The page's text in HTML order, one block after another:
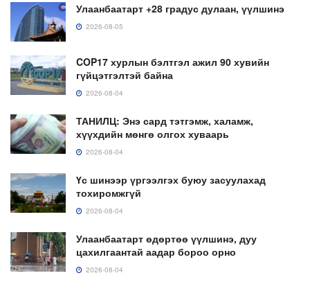
Улаанбаатарт +28 градус дулаан, үүлшинэ
2026-08-05
COP17 хурлын бэлтгэл ажил 90 хувийн
гүйцэтгэлтэй байна
2026-08-04
ТАНИЛЦ: Энэ сард тэтгэмж, халамж,
хүүхдийн мөнгө олгох хуваарь
2026-08-04
Үс шинээр үргээлгэх буюу засуулахад
тохиромжгүй
2026-08-04
Улаанбаатарт өдөртөө үүлшинэ, дуу
цахилгаантай аадар бороо орно
2026-08-04